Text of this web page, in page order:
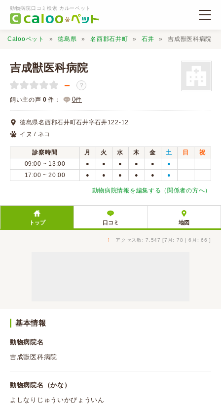
動物病院口コミ検索 カルーペット
動物病院検索
口コミ検索
Calooペットとは？
Calooペット 徳島県 名西郡石井町 石井 吉成獣医科病院
吉成獣医科病院
－ ？
飼い主の声 0 件： 0件
徳島県名西郡石井町石井字石井122-12
イヌ / ネコ
診察時間 月 火 水 木 金 土 日
祝
09:00 ~ 13:00
● ● ● ● ● ●
17:00 ~ 20:00 ● ● ● ● ● ●
動物病院情報を編集する（関係者の方へ）
トップ 口コミ 地図
↑ アクセス数: 7,547 [7月: 78 | 6月: 66 ]
基本情報
動物病院名
吉成獣医科病院
動物病院名（かな）
よしなりじゅういかびょういん